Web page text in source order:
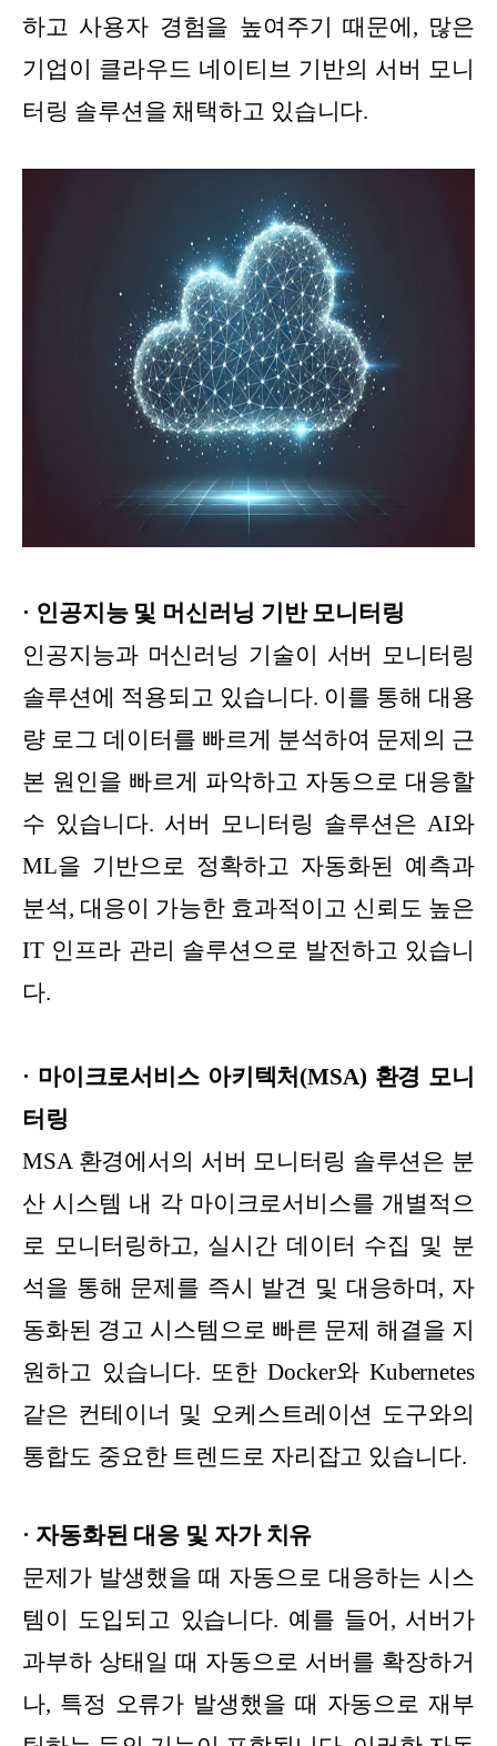
하고 사용자 경험을 높여주기 때문에, 많은
기업이 클라우드 네이티브 기반의 서버 모니
터링 솔루션을 채택하고 있습니다.
· 인공지능 및 머신러닝 기반 모니터링
인공지능과 머신러닝 기술이 서버 모니터링
솔루션에 적용되고 있습니다. 이를 통해 대용
량 로그 데이터를 빠르게 분석하여 문제의 근
본 원인을 빠르게 파악하고 자동으로 대응할
수 있습니다. 서버 모니터링 솔루션은 AI와
ML을 기반으로 정확하고 자동화된 예측과
분석, 대응이 가능한 효과적이고 신뢰도 높은
IT 인프라 관리 솔루션으로 발전하고 있습니
다.
· 마이크로서비스 아키텍처(MSA) 환경 모니
터링
MSA 환경에서의 서버 모니터링 솔루션은 분
산 시스템 내 각 마이크로서비스를 개별적으
로 모니터링하고, 실시간 데이터 수집 및 분
석을 통해 문제를 즉시 발견 및 대응하며, 자
동화된 경고 시스템으로 빠른 문제 해결을 지
원하고 있습니다. 또한 Docker와 Kubernetes
같은 컨테이너 및 오케스트레이션 도구와의
통합도 중요한 트렌드로 자리잡고 있습니다.
· 자동화된 대응 및 자가 치유
문제가 발생했을 때 자동으로 대응하는 시스
템이 도입되고 있습니다. 예를 들어, 서버가
과부하 상태일 때 자동으로 서버를 확장하거
나, 특정 오류가 발생했을 때 자동으로 재부